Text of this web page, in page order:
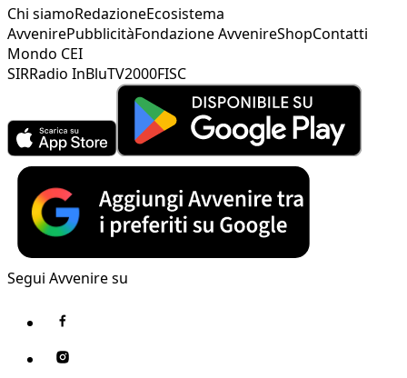
Chi siamoRedazioneEcosistema
AvvenirePubblicitàFondazione AvvenireShopContatti
Mondo CEI
SIRRadio InBluTV2000FISC
Segui Avvenire su